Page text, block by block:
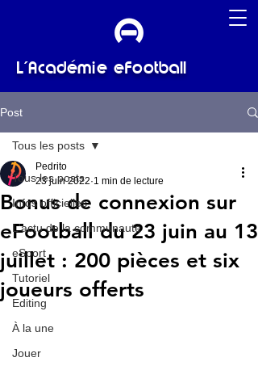
L'Académie eFootball
Post
Tous les posts
Infos officielles
L'actu de la communauté
eSport
Tutoriel
Editing
À la une
Jouer
Tous les posts
Bonus de connexion sur
eFootball du 23 juin au 13
juillet : 200 pièces et six
joueurs offerts
Pedrito
23 juin 2022 1 min de lecture